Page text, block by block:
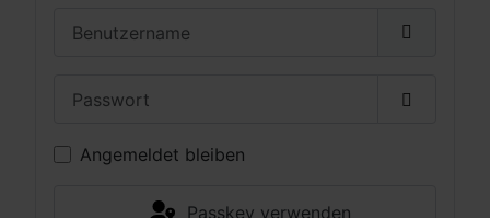
Angemeldet bleiben
Passkey verwenden